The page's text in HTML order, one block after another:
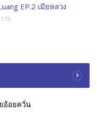
EP.2 เมียหลวง
อ้อยควั่น